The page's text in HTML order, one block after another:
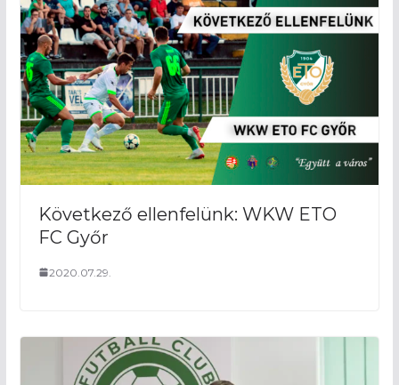
Következő ellenfelünk: WKW ETO
FC Győr
2020.07.29.